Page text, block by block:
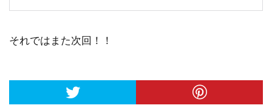
それではまた次回！！